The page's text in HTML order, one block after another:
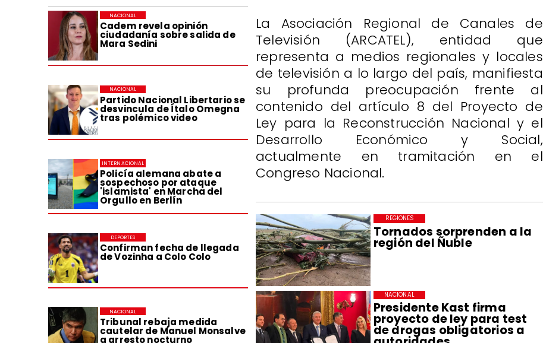
Cadem revela opinión
ciudadanía sobre salida de
Mara Sedini
NACIONAL
Partido Nacional Libertario se
desvincula de Ítalo Omegna
tras polémico video
NACIONAL
Policía alemana abate a
sospechoso por ataque
'islamista' en Marcha del
Orgullo en Berlín
INTERNACIONAL
Confirman fecha de llegada
de Vozinha a Colo Colo
DEPORTES
Tribunal rebaja medida
cautelar de Manuel Monsalve
a arresto nocturno
NACIONAL
Tornados sorprenden a la
región del Ñuble
REGIONES
Presidente Kast firma
proyecto de ley para test
de drogas obligatorios a
NACIONAL
La Asociación Regional de Canales de
Televisión (ARCATEL), entidad que
representa a medios regionales y locales
de televisión a lo largo del país, manifiesta
su profunda preocupación frente al
contenido del artículo 8 del Proyecto de
Ley para la Reconstrucción Nacional y el
Desarrollo Económico y Social,
actualmente en tramitación en el
Congreso Nacional.